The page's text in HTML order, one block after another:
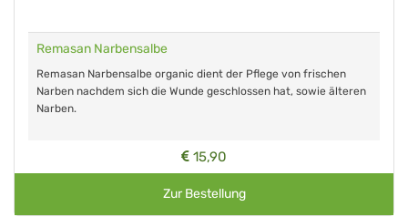
Remasan Narbensalbe
Remasan Narbensalbe organic dient der Pflege von frischen
Narben nachdem sich die Wunde geschlossen hat, sowie älteren
Narben.
15,90
Zur Bestellung